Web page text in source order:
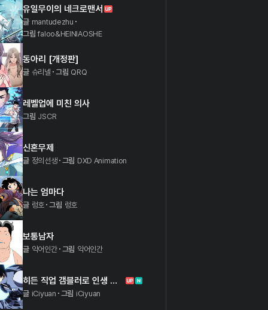
유일무이의 네크로맨서
글 mantudezhu
그림 faloo&HEINIAOSHE
동아리 [개정판]
글 슈리넬 그림 QRQ
레벨업에 미친 의사
그림 JSCR
신혼무제
글 정의선생 그림 DXD Animation
나는 엄마다
글 렁호 그림 렁호
보통남자
글 악어인간 그림 악어인간
히든 직업 갬블러로 인생 역전
글 iCiyuan 그림 iCiyuan